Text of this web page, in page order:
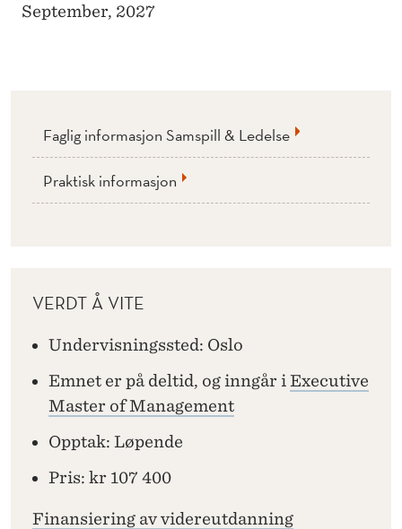
September, 2027
Faglig informasjon Samspill & Ledelse
Praktisk informasjon
VERDT Å VITE
Undervisningssted: Oslo
Emnet er på deltid, og inngår i Executive
Master of Management
Opptak: Løpende
Pris: kr 107 400
Finansiering av videreutdanning